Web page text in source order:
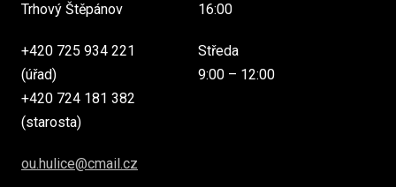
Trhový Štěpánov
+420 725 934 221
(úřad)
+420 724 181 382
(starosta)
ou.hulice@cmail.cz
16:00
Středa
9:00 – 12:00